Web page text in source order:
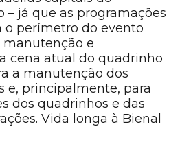
– já que as programações
perímetro do evento
manutenção e
cena atual do quadrinho
a manutenção dos
e, principalmente, para
dos quadrinhos e das
Vida longa à Bienal